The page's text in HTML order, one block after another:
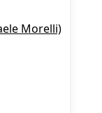
Morelli)